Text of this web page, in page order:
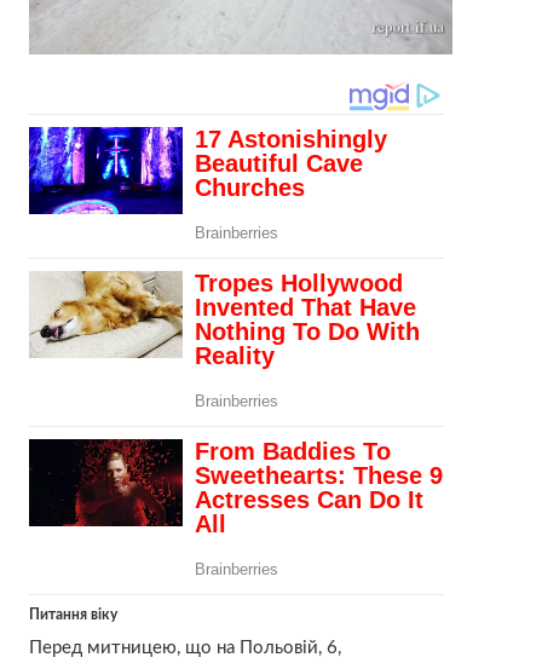
Питання віку
Перед митницею, що на Польовій, 6,